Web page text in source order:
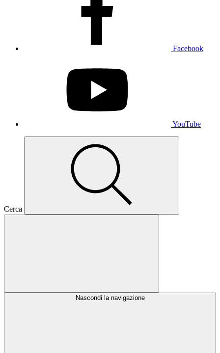
Facebook
YouTube
Cerca
Nascondi la navigazione